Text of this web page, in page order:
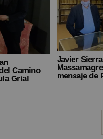
Camino
Grial
Javier
mensaje de